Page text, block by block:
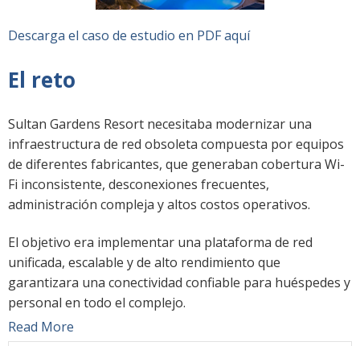
Descarga el caso de estudio en PDF aquí
El reto
Sultan Gardens Resort necesitaba modernizar una
infraestructura de red obsoleta compuesta por equipos
de diferentes fabricantes, que generaban cobertura Wi-
Fi inconsistente, desconexiones frecuentes,
administración compleja y altos costos operativos.
El objetivo era implementar una plataforma de red
unificada, escalable y de alto rendimiento que
garantizara una conectividad confiable para huéspedes y
personal en todo el complejo.
Read More